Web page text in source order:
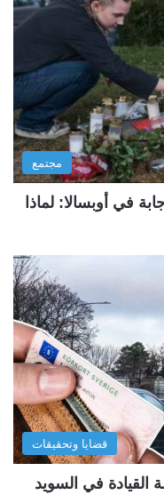
مجتمع
في أوبسالا: لماذا
قضايا وتحقيقات
القيادة في السويد